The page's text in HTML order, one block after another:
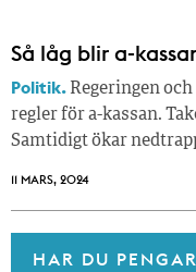
Så låg blir a-
Politik. Regeringen
regler för a-kassan.
Samtidigt ökar
11 MARS, 2024
HAR DU